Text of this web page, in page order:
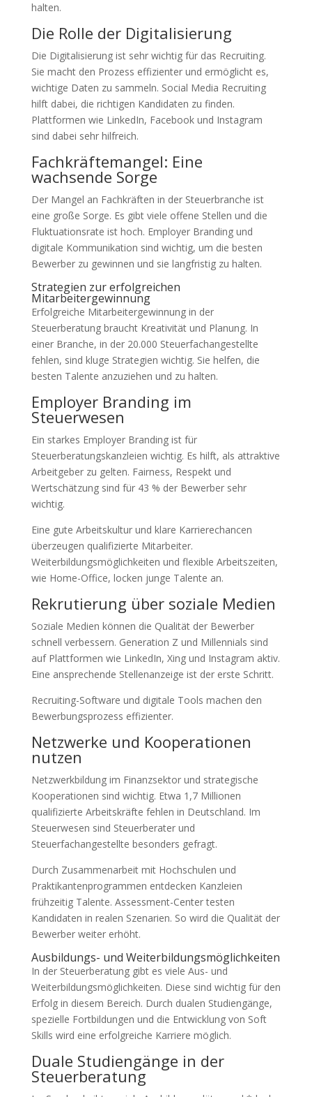
halten.
Die Rolle der Digitalisierung
Die Digitalisierung ist sehr wichtig für das Recruiting.
Sie macht den Prozess effizienter und ermöglicht es,
wichtige Daten zu sammeln. Social Media Recruiting
hilft dabei, die richtigen Kandidaten zu finden.
Plattformen wie LinkedIn, Facebook und Instagram
sind dabei sehr hilfreich.
Fachkräftemangel: Eine
wachsende Sorge
Der Mangel an Fachkräften in der Steuerbranche ist
eine große Sorge. Es gibt viele offene Stellen und die
Fluktuationsrate ist hoch. Employer Branding und
digitale Kommunikation sind wichtig, um die besten
Bewerber zu gewinnen und sie langfristig zu halten.
Strategien zur erfolgreichen
Mitarbeitergewinnung
Erfolgreiche Mitarbeitergewinnung in der
Steuerberatung braucht Kreativität und Planung. In
einer Branche, in der 20.000 Steuerfachangestellte
fehlen, sind kluge Strategien wichtig. Sie helfen, die
besten Talente anzuziehen und zu halten.
Employer Branding im
Steuerwesen
Ein starkes Employer Branding ist für
Steuerberatungskanzleien wichtig. Es hilft, als attraktive
Arbeitgeber zu gelten. Fairness, Respekt und
Wertschätzung sind für 43 % der Bewerber sehr
wichtig.
Eine gute Arbeitskultur und klare Karrierechancen
überzeugen qualifizierte Mitarbeiter.
Weiterbildungsmöglichkeiten und flexible Arbeitszeiten,
wie Home-Office, locken junge Talente an.
Rekrutierung über soziale Medien
Soziale Medien können die Qualität der Bewerber
schnell verbessern. Generation Z und Millennials sind
auf Plattformen wie LinkedIn, Xing und Instagram aktiv.
Eine ansprechende Stellenanzeige ist der erste Schritt.
Recruiting-Software und digitale Tools machen den
Bewerbungsprozess effizienter.
Netzwerke und Kooperationen
nutzen
Netzwerkbildung im Finanzsektor und strategische
Kooperationen sind wichtig. Etwa 1,7 Millionen
qualifizierte Arbeitskräfte fehlen in Deutschland. Im
Steuerwesen sind Steuerberater und
Steuerfachangestellte besonders gefragt.
Durch Zusammenarbeit mit Hochschulen und
Praktikantenprogrammen entdecken Kanzleien
frühzeitig Talente. Assessment-Center testen
Kandidaten in realen Szenarien. So wird die Qualität der
Bewerber weiter erhöht.
Ausbildungs- und Weiterbildungsmöglichkeiten
In der Steuerberatung gibt es viele Aus- und
Weiterbildungsmöglichkeiten. Diese sind wichtig für den
Erfolg in diesem Bereich. Durch dualen Studiengänge,
spezielle Fortbildungen und die Entwicklung von Soft
Skills wird eine erfolgreiche Karriere möglich.
Duale Studiengänge in der
Steuerberatung